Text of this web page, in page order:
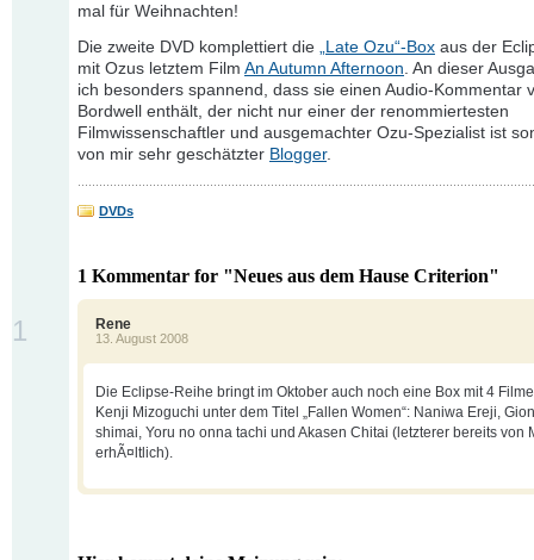
mal für Weihnachten!
Die zweite DVD komplettiert die „Late Ozu“-Box aus der
mit Ozus letztem Film An Autumn Afternoon. An dieser
ich besonders spannend, dass sie einen Audio-Kommentar
Bordwell enthält, der nicht nur einer der renommiertesten
Filmwissenschaftler und ausgemachter Ozu-Spezialist ist
von mir sehr geschätzter Blogger.
DVDs
1 Kommentar for "Neues aus dem Hause Criterion"
Rene
13. August 2008
1
Die Eclipse-Reihe bringt im Oktober auch noch eine Box mit 4
Kenji Mizoguchi unter dem Titel „Fallen Women“: Naniwa Ereji,
shimai, Yoru no onna tachi und Akasen Chitai (letzterer bereits von
erhÃ¤ltlich).